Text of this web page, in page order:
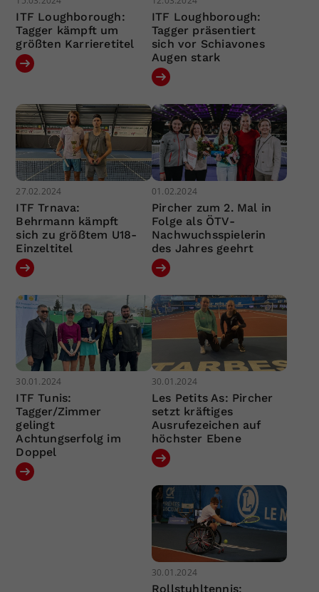
ITF Loughborough:
Tagger kämpft um
größten Karrieretitel
ITF Loughborough:
Tagger präsentiert
sich vor Schiavones
Augen stark
27.02.2024
ITF Trnava:
Behrmann kämpft
sich zu größtem U18-
Einzeltitel
01.02.2024
Pircher zum 2. Mal in
Folge als ÖTV-
Nachwuchsspielerin
des Jahres geehrt
30.01.2024
ITF Tunis:
Tagger/Zimmer
gelingt
Achtungserfolg im
Doppel
30.01.2024
Les Petits As: Pircher
setzt kräftiges
Ausrufezeichen auf
höchster Ebene
30.01.2024
Rollstuhltennis: